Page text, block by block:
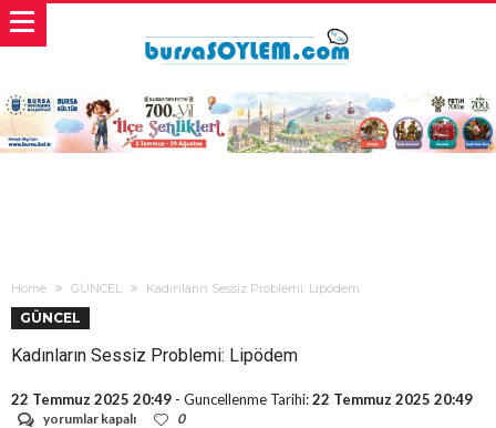
Home GÜNCEL Kadınların Sessiz Problemi: Lipödem
GÜNCEL
Kadınların Sessiz Problemi: Lipödem
22 Temmuz 2025 20:49 - Guncellenme Tarihi:22 Temmuz 2025 20:49
Kadınların
yorumlar kapalı 0